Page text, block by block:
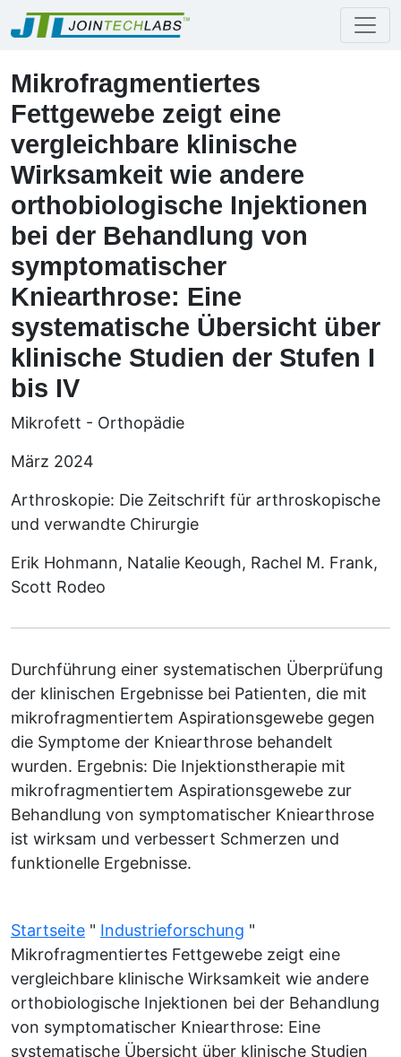
Mikrofragmentiertes
Fettgewebe zeigt eine
vergleichbare klinische
Wirksamkeit wie andere
orthobiologische Injektionen
bei der Behandlung von
symptomatischer
Kniearthrose: Eine
systematische Übersicht über
klinische Studien der Stufen I
bis IV
Mikrofett - Orthopädie
März 2024
Arthroskopie: Die Zeitschrift für arthroskopische
und verwandte Chirurgie
Erik Hohmann, Natalie Keough, Rachel M. Frank,
Scott Rodeo
Durchführung einer systematischen Überprüfung
der klinischen Ergebnisse bei Patienten, die mit
mikrofragmentiertem Aspirationsgewebe gegen
die Symptome der Kniearthrose behandelt
wurden. Ergebnis: Die Injektionstherapie mit
mikrofragmentiertem Aspirationsgewebe zur
Behandlung von symptomatischer Kniearthrose
ist wirksam und verbessert Schmerzen und
funktionelle Ergebnisse.
Startseite " Industrieforschung "
Mikrofragmentiertes Fettgewebe zeigt eine
vergleichbare klinische Wirksamkeit wie andere
orthobiologische Injektionen bei der Behandlung
von symptomatischer Kniearthrose: Eine
systematische Übersicht über klinische Studien